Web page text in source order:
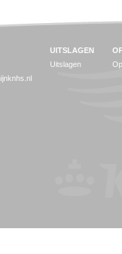
UITSLAGEN
Uitslagen